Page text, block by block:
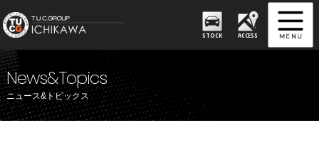
STOCK ACCESS
News&Topics
ニュース&トピックス